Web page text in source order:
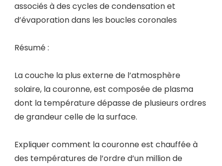
associés à des cycles de condensation et
d’évaporation dans les boucles coronales
Résumé :
La couche la plus externe de l’atmosphère
solaire, la couronne, est composée de plasma
dont la température dépasse de plusieurs ordres
de grandeur celle de la surface.
Expliquer comment la couronne est chauffée à
des températures de l’ordre d’un million de